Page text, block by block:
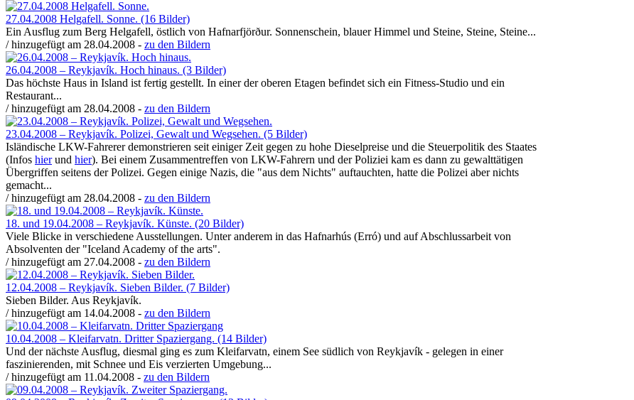
27.04.2008 Helgafell. Sonne. (16 Bilder)
Ein Ausflug zum Berg Helgafell, östlich von Hafnarfjörður. Sonnenschein, blauer Himmel und Steine, Steine, Steine...
/ hinzugefügt am 28.04.2008 - zu den Bildern
26.04.2008 – Reykjavík. Hoch hinaus. (3 Bilder)
Das höchste Haus in Island ist fertig gestellt. In einer der oberen Etagen befindet sich ein Fitness-Studio und ein
Restaurant...
/ hinzugefügt am 28.04.2008 - zu den Bildern
23.04.2008 – Reykjavík. Polizei, Gewalt und Wegsehen. (5 Bilder)
Isländische LKW-Fahrerer demonstrieren seit einiger Zeit gegen zu hohe Dieselpreise und die Steuerpolitik des Staates
(Infos hierund hier). Bei einem Zusammentreffen von LKW-Fahrern und der Poliziei kam es dann zu gewalttätigen
Übergriffen seitens der Polizei. Gegen einige Nazis, die "aus dem Nichts" auftauchten, hatte die Polizei aber nichts
gemacht...
/ hinzugefügt am 28.04.2008 - zu den Bildern
18. und 19.04.2008 – Reykjavík. Künste. (20 Bilder)
Viele Blicke in verschiedene Ausstellungen. Unter anderem in das Hafnarhús (Erró) und auf Abschlussarbeit von
Absolventen der "Iceland Academy of the arts".
/ hinzugefügt am 27.04.2008 - zu den Bildern
12.04.2008 – Reykjavík. Sieben Bilder. (7 Bilder)
Sieben Bilder. Aus Reykjavík.
/ hinzugefügt am 14.04.2008 - zu den Bildern
10.04.2008 – Kleifarvatn. Dritter Spaziergang. (14 Bilder)
Und der nächste Ausflug, diesmal ging es zum Kleifarvatn, einem See südlich von Reykjavík - gelegen in einer
faszinierenden, mit Schnee und Eis verzierten Umgebung...
/ hinzugefügt am 11.04.2008 - zu den Bildern